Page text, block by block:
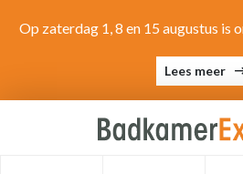
Op zaterdag 1, 8 en 15 augustus is
Lees meer